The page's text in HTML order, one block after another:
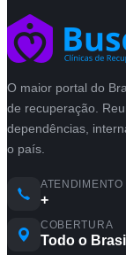
O maior portal do
de recuperação.
dependências,
o país.
+
COBERTURA
Todo o Brasil